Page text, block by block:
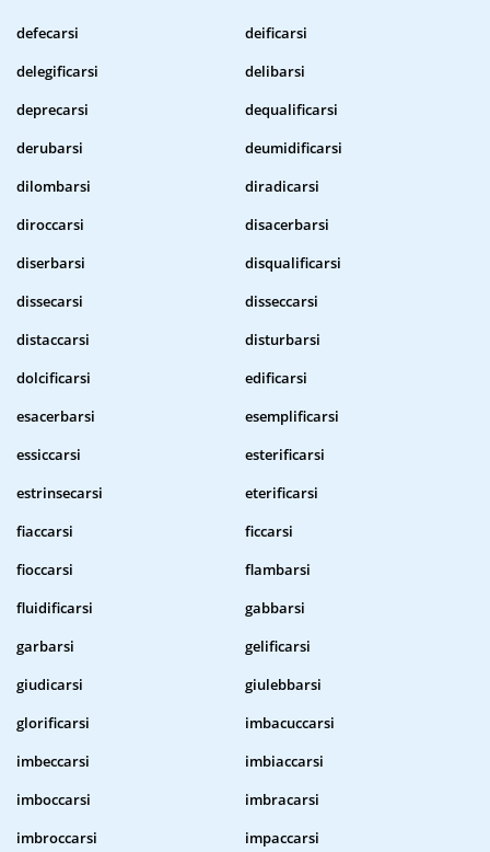
defecarsi
deificarsi
delegificarsi
delibarsi
deprecarsi
dequalificarsi
derubarsi
deumidificarsi
dilombarsi
diradicarsi
diroccarsi
disacerbarsi
diserbarsi
disqualificarsi
dissecarsi
disseccarsi
distaccarsi
disturbarsi
dolcificarsi
edificarsi
esacerbarsi
esemplificarsi
essiccarsi
esterificarsi
estrinsecarsi
eterificarsi
fiaccarsi
ficcarsi
fioccarsi
flambarsi
fluidificarsi
gabbarsi
garbarsi
gelificarsi
giudicarsi
giulebbarsi
glorificarsi
imbacuccarsi
imbeccarsi
imbiaccarsi
imboccarsi
imbracarsi
imbroccarsi
impaccarsi